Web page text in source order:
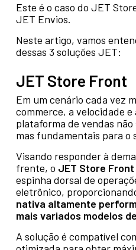
Este é o caso do JET
JET Envios.
Neste artigo, vamos
dessas 3 soluções JET:
JET Store Front
Em um cenário cada vez
commerce, a velocidade
plataforma de vendas não
mas fundamentais para o
Visando responder à
frente, o JET Store Front
espinha dorsal de
eletrônico,
nativa altamente
mais variados modelos
A solução é compatível